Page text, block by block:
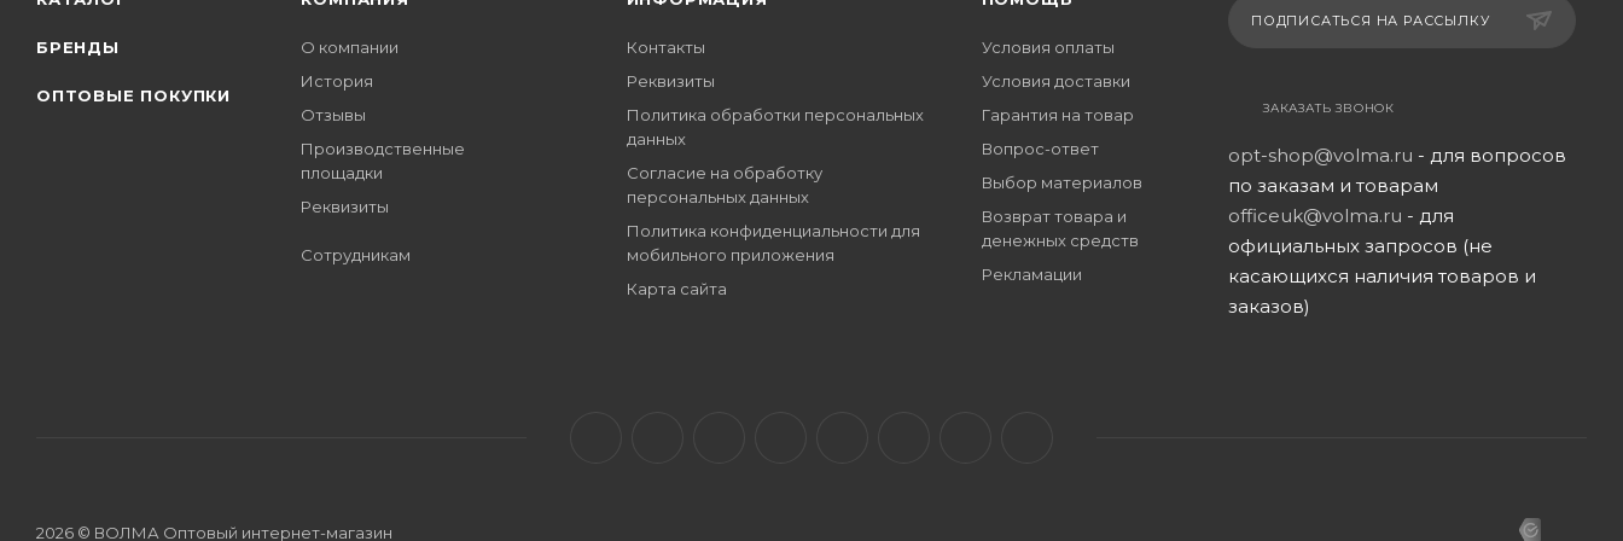
БРЕНДЫ
ОПТОВЫЕ ПОКУПКИ
О компании
История
Отзывы
Производственные
площадки
Реквизиты
Сотрудникам
Контакты
Реквизиты
Политика обработки персональных
данных
Согласие на обработку
персональных данных
Политика конфиденциальности для
мобильного приложения
Карта сайта
Условия оплаты
Условия доставки
Гарантия на товар
Вопрос-ответ
Выбор материалов
Возврат товара и
денежных средств
Рекламации
ПОДПИСАТЬСЯ НА РАССЫЛКУ
ЗАКАЗАТЬ ЗВОНОК
opt-shop@volma.ru - для вопросов
по заказам и товарам
officeuk@volma.ru - для
официальных запросов (не
касающихся наличия товаров и
заказов)
2026 © ВОЛМА Оптовый интернет-магазин